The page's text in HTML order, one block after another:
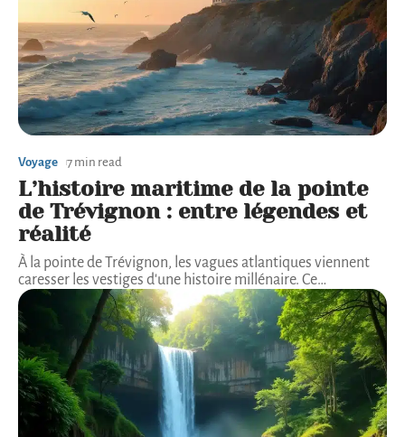
Voyage 7 min read
L’histoire maritime de la pointe
de Trévignon : entre légendes et
réalité
À la pointe de Trévignon, les vagues atlantiques viennent
caresser les vestiges d'une histoire millénaire. Ce…